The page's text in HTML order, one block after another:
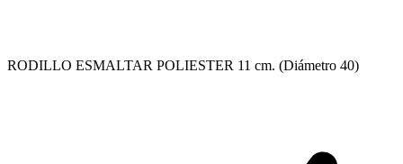
RODILLO ESMALTAR POLIESTER 11 cm. (Diámetro 40)